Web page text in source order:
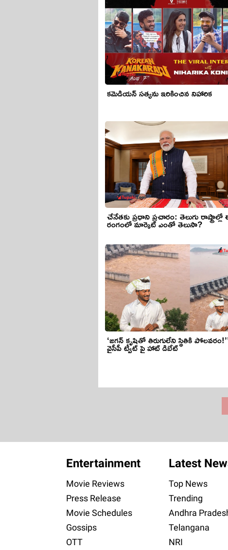
కమెడియన్ సత్యను ఇరికించిన నిహారిక
చేనేతకు ప్రధాని ప్రచారం: తెలుగు
రంగంలో మార్కెట్‌ ఎంతో తెలుసా?
‘జగన్ కృషితో తిరుగులేని స్థితికి
వైసీపీ ట్వీట్ పై హాట్ డిబేట్
Entertainment
Movie Reviews
Press Release
Movie Schedules
Gossips
OTT
Latest
Top News
Trending
Andhra
Telangana
NRI